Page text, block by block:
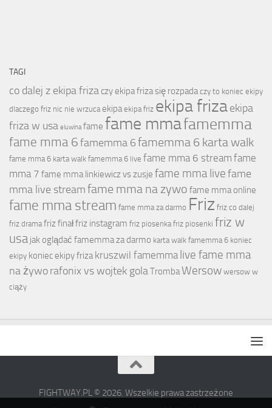
TAGI
co dalej z ekipa friza czy ekipa friza się rozpada czy to koniec ekipy
dlaczego friz nic nie wrzuca ekipa ekipa friz ekipa frizaekipa
friza w usa eluwina fame fame mmafamemma
fame mma 6famemma 6famemma 6 karta walk
fame mma 6 karta walk famemma 6 live fame mma 6 stream fame
mma 7 fame mma linkiewicz vs zusje fame mma livefame
mma live streamfame mma na zywo fame mma online
fame mma stream fame mma za darmo Friz friz co dalej
friz drama friz finałfriz instagram friz piosenka friz piosenki friz w
usa jak oglądać famemma za darmo karta walk famemma 6 koniec
ekipy koniec ekipy friza kruszwil famemma live fame mma
na żyworafonix vs wojtek golaTrombaWersow wersow w
ciąży
FIGHTWAY.PL © 2026. Wszelkie prawa zastrzeżone